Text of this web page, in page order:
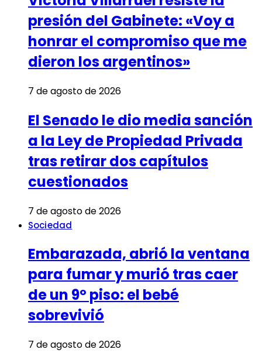
presión del Gabinete: «Voy a
honrar el compromiso que me
dieron los argentinos»
7 de agosto de 2026
El Senado le dio media sanción
a la Ley de Propiedad Privada
tras retirar dos capítulos
cuestionados
7 de agosto de 2026
Sociedad
Embarazada, abrió la ventana
para fumar y murió tras caer
de un 9º piso: el bebé
sobrevivió
7 de agosto de 2026